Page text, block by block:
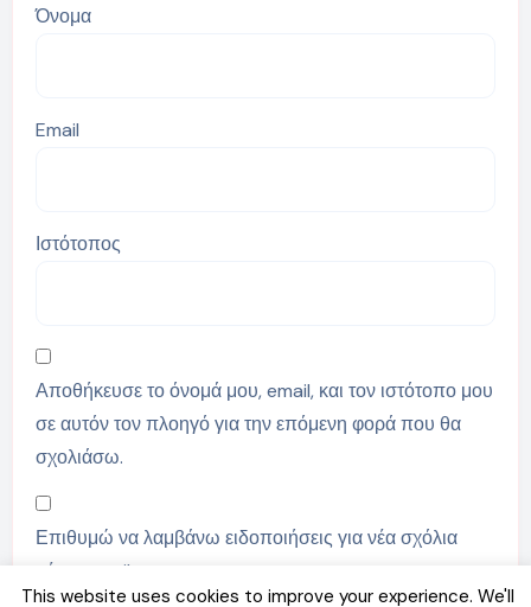
Όνομα
Email
Ιστότοπος
Αποθήκευσε το όνομά μου, email, και τον ιστότοπο μου
σε αυτόν τον πλοηγό για την επόμενη φορά που θα
σχολιάσω.
Επιθυμώ να λαμβάνω ειδοποιήσεις για νέα σχόλια
μέσω email.
This website uses cookies to improve your experience. We'll